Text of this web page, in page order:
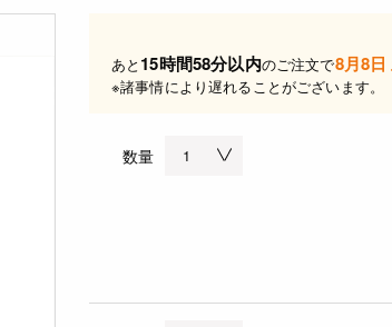
あと 15時間58分以内のご注文で8月8日
※諸事情により遅れることがございます。
数量